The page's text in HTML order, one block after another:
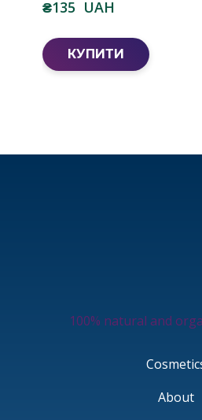
₴135  UAH
КУПИТИ
100% natural and
About